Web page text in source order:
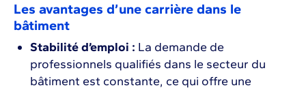
Les avantages d’une carrière dans le
bâtiment
Stabilité d’emploi : La demande de
professionnels qualifiés dans le secteur du
bâtiment est constante, ce qui offre une